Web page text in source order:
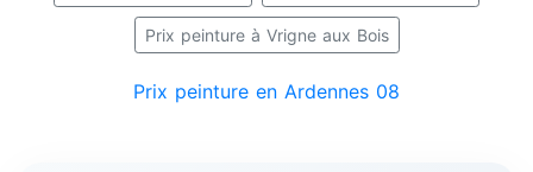
Prix peinture à Vrigne aux Bois
Prix peinture en Ardennes 08